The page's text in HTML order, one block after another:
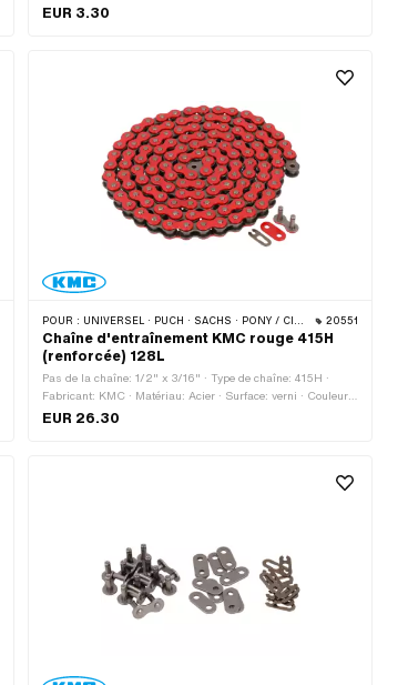
Type de cadenas à chaîne: Fermeture à ressort · Couleur:
EUR 3.30
POUR : UNIVERSEL · PUCH · SACHS · PONY / CILO (BÊTA 521 & 512) · ZÜNDAPP BELMONDO · TOMOS · BYE BIKE 20551
Chaîne d'entraînement KMC rouge 415H
(renforcée) 128L
Pas de la chaîne: 1/2" x 3/16" · Type de chaîne: 415H ·
Fabricant: KMC · Matériau: Acier · Surface: verni · Couleur:
rouge · Nombre de maillons: 128 pcs · Circonférence de
EUR 26.30